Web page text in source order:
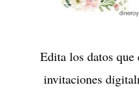
Edita los datos que
invitaciones